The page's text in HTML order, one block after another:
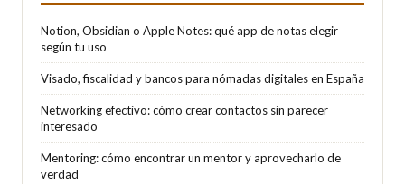
Notion, Obsidian o Apple Notes: qué app de notas elegir
según tu uso
Visado, fiscalidad y bancos para nómadas digitales en España
Networking efectivo: cómo crear contactos sin parecer
interesado
Mentoring: cómo encontrar un mentor y aprovecharlo de
verdad